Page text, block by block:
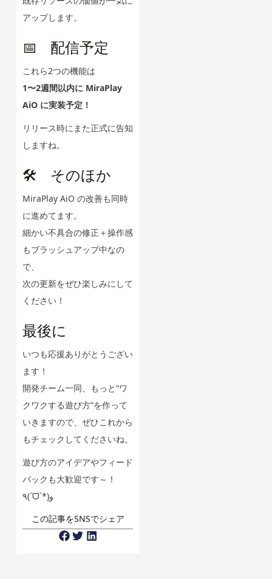
アップします。
📅 配信予定
これら2つの機能は
1〜2週間以内に MiraPlay
AiO に実装予定！
リリース時にまた正式に告知
しますね。
🛠️ そのほか
MiraPlay AiO の改善も同時
に進めてます。
細かい不具合の修正＋操作感
もブラッシュアップ中なの
で、
次の更新をぜひ楽しみにして
ください！
最後に
いつも応援ありがとうござい
ます！
開発チーム一同、もっと“ワ
クワクする遊び方”を作って
いきますので、ぜひこれから
もチェックしてくださいね。
遊び方のアイデアやフィード
バックも大歓迎です～！
٩(ˊᗜˋ*)و
この記事をSNSでシェア